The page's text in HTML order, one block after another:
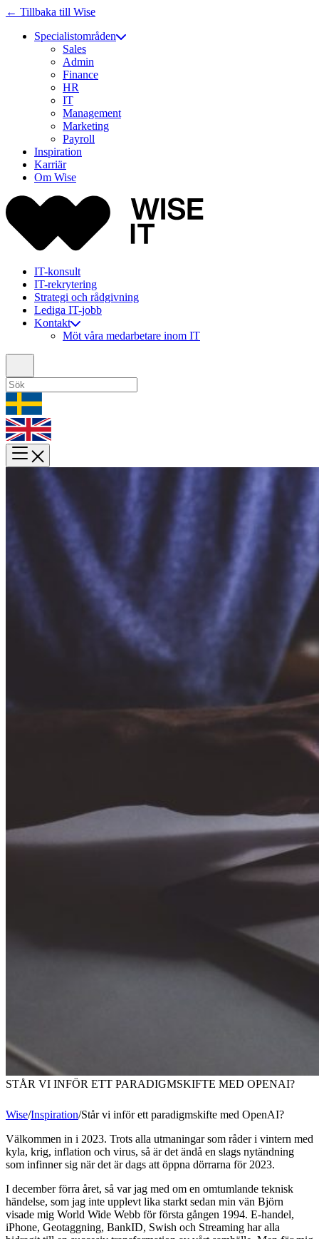
← Tillbaka till Wise
Specialistområden
Sales
Admin
Finance
HR
IT
Management
Marketing
Payroll
Inspiration
Karriär
Om Wise
IT-konsult
IT-rekrytering
Strategi och rådgivning
Lediga IT-jobb
Kontakt
Möt våra medarbetare inom IT
STÅR VI INFÖR ETT PARADIGMSKIFTE MED OPENAI?
Wise/Inspiration/Står vi inför ett paradigmskifte med OpenAI?
Välkommen in i 2023. Trots alla utmaningar som råder i vintern med
kyla, krig, inflation och virus, så är det ändå en slags nytändning
som infinner sig när det är dags att öppna dörrarna för 2023.
I december förra året, så var jag med om en omtumlande teknisk
händelse, som jag inte upplevt lika starkt sedan min vän Björn
visade mig World Wide Webb för första gången 1994. E-handel,
iPhone, Geotaggning, BankID, Swish och Streaming har alla